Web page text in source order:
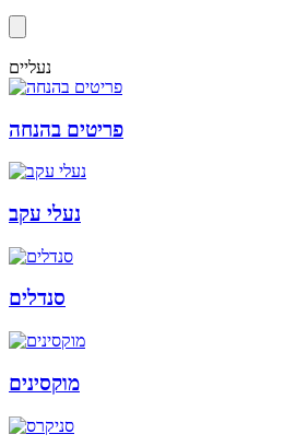
נעליים
פריטים בהנחה
נעלי עקב
סנדלים
מוקסינים